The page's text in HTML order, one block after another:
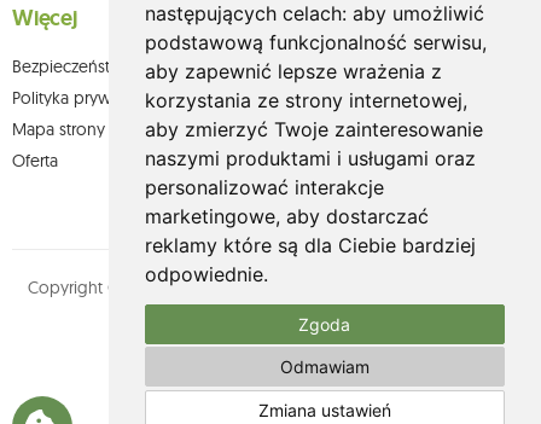
następujących celach: aby umożliwić
podstawową funkcjonalność serwisu,
aby zapewnić lepsze wrażenia z
korzystania ze strony internetowej,
aby zmierzyć Twoje zainteresowanie
naszymi produktami i usługami oraz
personalizować interakcje
marketingowe, aby dostarczać
reklamy które są dla Ciebie bardziej
odpowiednie.
Zgoda
Odmawiam
Zmiana ustawień
Więcej
Bezpieczeństwo płatności
Polityka prywatności
Mapa strony
Oferta
Copyright © olium.pl. Wszystkie prawa zastrzeżone. Designed by
MOUTON interactive
Zobacz nasz profil na: